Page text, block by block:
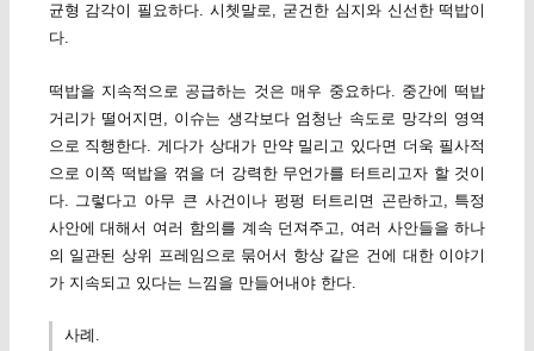
균형 감각이 필요하다. 시쳇말로, 굳건한 심지와 신선한 떡밥이
다.
떡밥을 지속적으로 공급하는 것은 매우 중요하다. 중간에 떡밥
거리가 떨어지면, 이슈는 생각보다 엄청난 속도로 망각의 영역
으로 직행한다. 게다가 상대가 만약 밀리고 있다면 더욱 필사적
으로 이쪽 떡밥을 꺾을 더 강력한 무언가를 터트리고자 할 것이
다. 그렇다고 아무 큰 사건이나 펑펑 터트리면 곤란하고, 특정
사안에 대해서 여러 함의를 계속 던져주고, 여러 사안들을 하나
의 일관된 상위 프레임으로 묶어서 항상 같은 건에 대한 이야기
가 지속되고 있다는 느낌을 만들어내야 한다.
사례.